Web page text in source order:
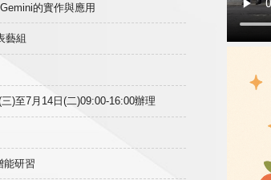
的實作與應用
藝組
)至7月14日(二)09:00-16:00辦理
能研習